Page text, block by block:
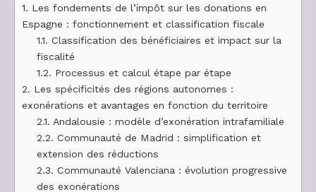
1. Les fondements de l’impôt sur les donations en
Espagne : fonctionnement et classification fiscale
1.1. Classification des bénéficiaires et impact sur la
fiscalité
1.2. Processus et calcul étape par étape
2. Les spécificités des régions autonomes :
exonérations et avantages en fonction du territoire
2.1. Andalousie : modèle d’exonération intrafamiliale
2.2. Communauté de Madrid : simplification et
extension des réductions
2.3. Communauté Valenciana : évolution progressive
des exonérations